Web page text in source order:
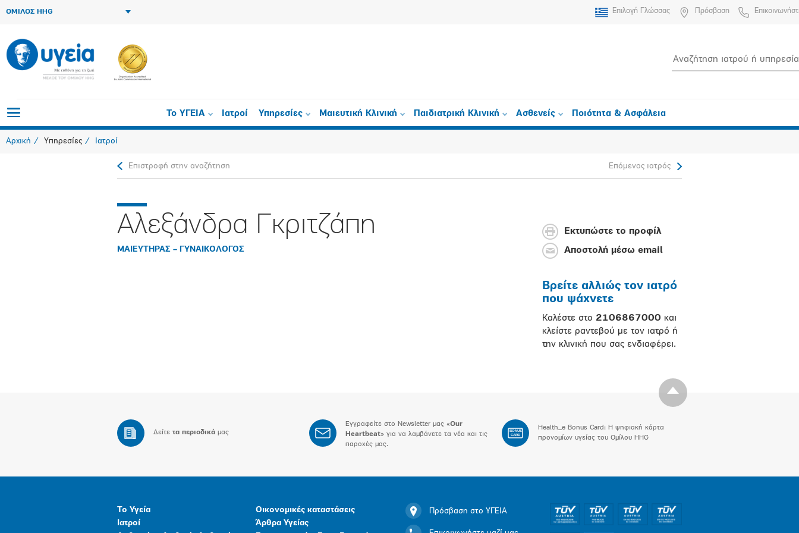
ΟΜΙΛΟΣ HHG Επιλογή Γλώσσας Πρόσβαση
Το ΥΓΕΙΑ Ιατροί Υπηρεσίες Μαιευτική Κλινική Παιδιατρική Κλινική Ασθενείς Ποιότητα & Ασφάλεια
Αρχική Υπηρεσίες Ιατροί
Επιστροφή στην αναζήτηση Επόμενος ιατρός
Αλεξάνδρα Γκριτζάπη
ΜΑΙΕΥΤΗΡΑΣ – ΓΥΝΑΙΚΟΛΟΓΟΣ
Εκτυπώστε το προφίλ
Αποστολή μέσω email
Βρείτε αλλιώς τον ιατρό
που ψάχνετε
Καλέστε στο 2106867000 και
κλείστε ραντεβού με τον ιατρό ή
την κλινική που σας ενδιαφέρει.
Δείτε τα περιοδικά μας
Εγγραφείτε στο Newsletter μας «Our
Heartbeat» για να λαμβάνετε τα νέα και τις
παροχές μας.
BONUS
CARD
Health_e Bonus Card: H ψηφιακή κάρτα
προνομίων υγείας του Ομίλου HHG
Το Υγεία
Ιατροί
Οικονομικές καταστάσεις
Άρθρα Υγείας
Πρόσβαση στο ΥΓΕΙΑ